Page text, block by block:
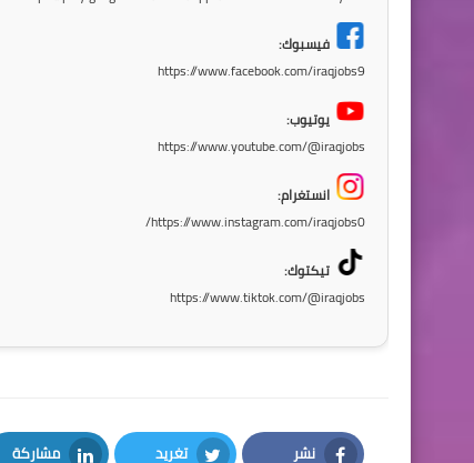
فيسبوك:
https://www.facebook.com/iraqjobs9
يوتيوب:
https://www.youtube.com/@iraqjobs
انستغرام:
https://www.instagram.com/iraqjobs0/
تيكتوك:
https://www.tiktok.com/@iraqjobs
نشر تغريد مشاركة